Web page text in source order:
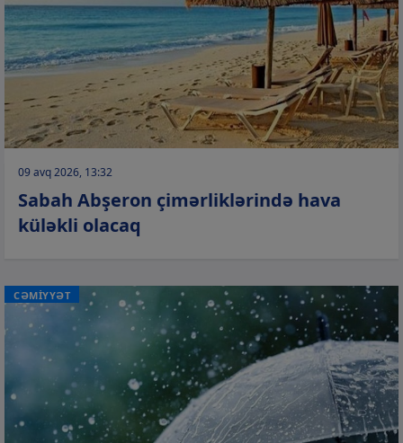
09 avq 2026, 13:32
Sabah Abşeron çimərliklərində hava
küləkli olacaq
CƏMİYYƏT